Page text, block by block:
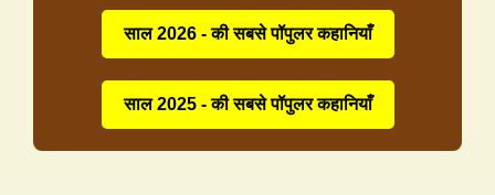
साल 2026 - की सबसे पॉपुलर कहानियाँ
साल 2025 - की सबसे पॉपुलर कहानियाँ